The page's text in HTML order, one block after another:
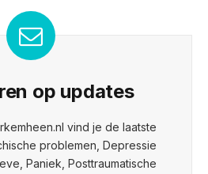
op updates
vind je de laatste
problemen, Depressie
Paniek, Posttraumatische